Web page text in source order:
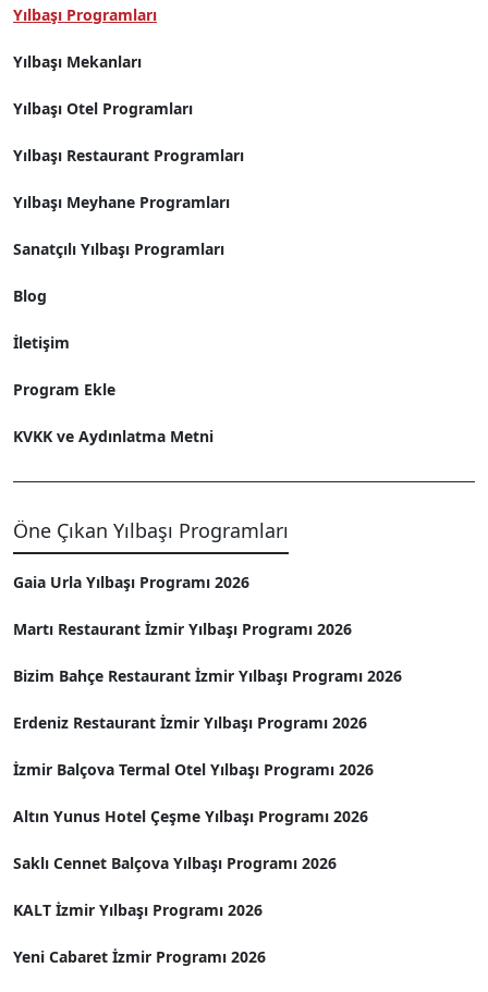
Yılbaşı Programları
Yılbaşı Mekanları
Yılbaşı Otel Programları
Yılbaşı Restaurant Programları
Yılbaşı Meyhane Programları
Sanatçılı Yılbaşı Programları
Blog
İletişim
Program Ekle
KVKK ve Aydınlatma Metni
Öne Çıkan Yılbaşı Programları
Gaia Urla Yılbaşı Programı 2026
Martı Restaurant İzmir Yılbaşı Programı 2026
Bizim Bahçe Restaurant İzmir Yılbaşı Programı 2026
Erdeniz Restaurant İzmir Yılbaşı Programı 2026
İzmir Balçova Termal Otel Yılbaşı Programı 2026
Altın Yunus Hotel Çeşme Yılbaşı Programı 2026
Saklı Cennet Balçova Yılbaşı Programı 2026
KALT İzmir Yılbaşı Programı 2026
Yeni Cabaret İzmir Programı 2026